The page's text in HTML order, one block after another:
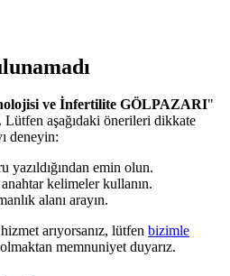
ve İnfertilite GÖLPAZARI"
aşağıdaki önerileri dikkate
deneyin:
emin olun.
kelimeler kullanın.
alanı arayın.
arıyorsanız, lütfen bizimle
olmaktan memnuniyet duyarız.